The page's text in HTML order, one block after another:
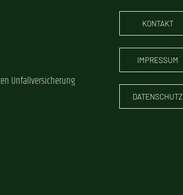
Unfallversicherung
KONTAKT
IMPRESSUM
DATENSCHUTZ